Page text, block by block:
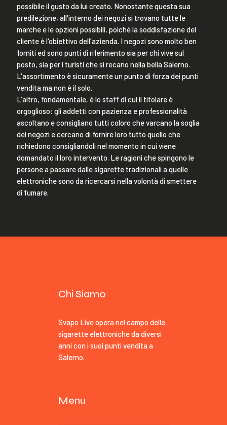
possibile il gusto da lui creato. Nonostante questa sua
predilezione, all'interno dei negozi si trovano tutte le
marche e le opzioni possibili, poiché la soddisfazione del
cliente è l'obiettivo dell'azienda. I negozi sono molto ben
forniti ed sono punti di riferimento sia per chi vive sul
posto, sia per i turisti che si recano nella bella Salerno.
L'assortimento è sicuramente un punto di forza dei punti
vendita ma non è il solo.
L'altro, fondamentale, è lo staff di cui il titolare è
orgoglioso: gli addetti con pazienza e professionalità
ascoltano e consigliano tutti coloro che varcano la soglia
dei negozi e cercano di fornire loro tutto quello che
richiedono consigliandoli nel momento in cui viene
domandato il loro intervento. Le ragioni che spingono le
persone a passare dalle sigarette tradizionali a quelle
elettroniche sono da ricercarsi nella volontà di smettere
di fumare.
Chi Siamo
Svapo Live opera nel campo delle
sigarette elettroniche da diversi
anni con i suoi punti vendita a
Salerno.
Menu